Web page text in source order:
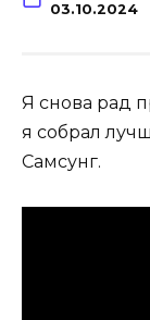
03.10.2024
Я снова рад
я собрал
Самсунг.